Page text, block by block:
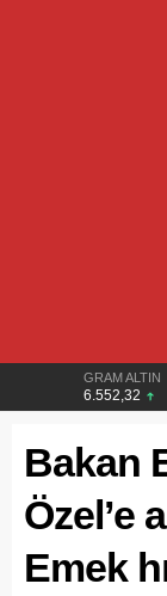
GRAM ALTIN
6.552,32
Bakan
Özel’e
Emek